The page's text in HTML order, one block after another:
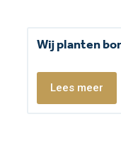
Wij planten
Lees meer